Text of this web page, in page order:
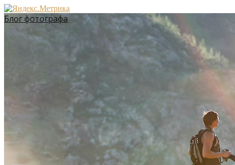
Блог фотографа